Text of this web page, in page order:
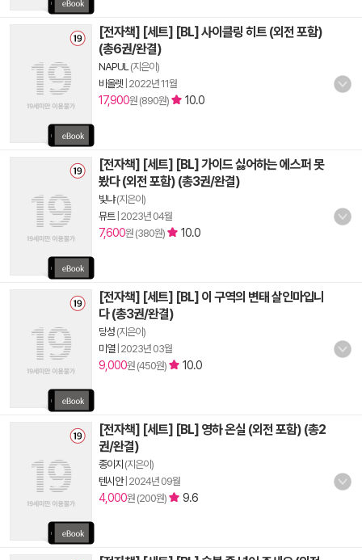
[전자책] [세트] [BL] 사이클링 히트 (외전 포함)
(총6권/완결)
NAPUL(지은이)
비올렛 2022년 11월
17,900원 (890원) 10.0
[전자책] [세트] [BL] 가이드 싫어하는 에스퍼 못
봤다 (외전 포함) (총3권/완결)
빛냐(지은이)
뮤트| 2023년 04월
7,600원 (380원) 10.0
[전자책] [세트] [BL] 이 구역의 변태 살인마입니
다 (총3권/완결)
당성 (지은이)
미열| 2023년 03월
9,000원 (450원) 10.0
[전자책] [세트] [BL] 영하 온실 (외전 포함) (총2
권/완결)
종이지 (지은이)
텐시안| 2024년 09월
4,000원 (200원) 9.6